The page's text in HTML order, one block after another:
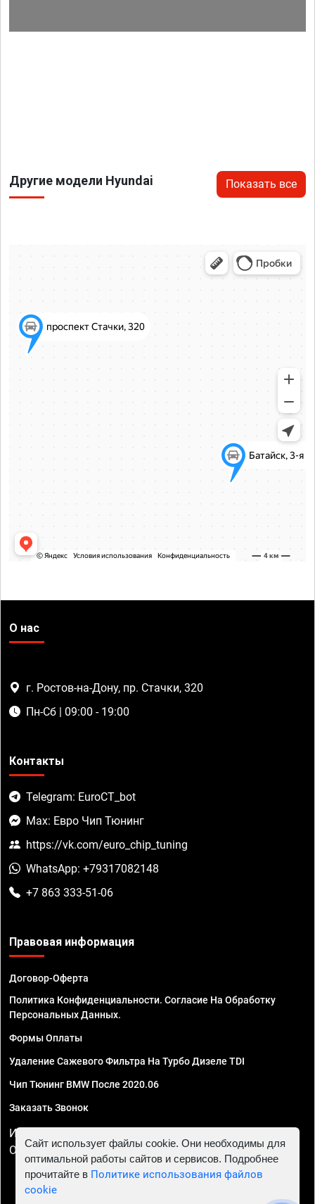
Другие модели Hyundai Показать все
О нас
г. Ростов-на-Дону, пр. Стачки, 320
Пн-Сб | 09:00 - 19:00
Контакты
Telegram: EuroCT_bot
Max: Евро Чип Тюнинг
https://vk.com/euro_chip_tuning
WhatsApp: +79317082148
+7 863 333-51-06
Правовая информация
Договор-Оферта
Политика Конфиденциальности. Согласие На Обработку
Персональных Данных.
Формы Оплаты
Удаление Сажевого Фильтра На Турбо Дизеле TDI
Чип Тюнинг BMW После 2020.06
Заказать Звонок
ИП Смирнов Георгий Павлович. ИНН 781302555843,
ОГРНИП 324470400032610
Сайт использует файлы cookie. Они необходимы для
оптимальной работы сайтов и сервисов. Подробнее
прочитайте в Политике использования файлов
cookie